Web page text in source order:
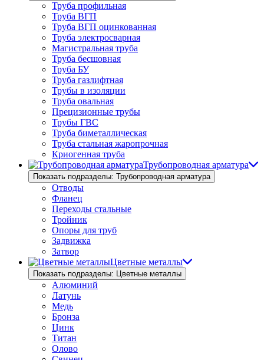
Труба профильная
Труба ВГП
Труба ВГП оцинкованная
Труба электросварная
Магистральная труба
Труба бесшовная
Труба БУ
Труба газлифтная
Трубы в изоляции
Труба овальная
Прецизионные трубы
Трубы ГВС
Труба биметаллическая
Труба стальная жаропрочная
Криогенная труба
Трубопроводная арматура
Показать подразделы: Трубопроводная арматура
Отводы
Фланец
Переходы стальные
Тройник
Опоры для труб
Задвижка
Затвор
Цветные металлы
Показать подразделы: Цветные металлы
Алюминий
Латунь
Медь
Бронза
Цинк
Титан
Олово